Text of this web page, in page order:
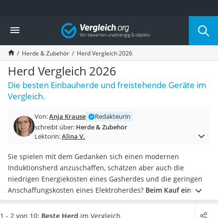
Die beliebtesten Vergleiche nach Kategorie
Haushalt
Wassersprudler
Zentralstaubsauger
Brotbackautomat
Wischroboter
Wäschespinne
Industriestaubsauger
Akku-Staubsauger
Eierkocher
Saug-Wisch-Roboter
Handstaubsauger
Milchaufschäumer
Kondenstrockner
Reiskocher
Heißwasserspender
Vergleich
Herde & Zubehör Herd Vergleich 2026
Herd Vergleich 2026
Die besten Einbauherde und freistehende Geräte im
Vergleich.
Von:Anja Krause
Redakteurin
schreibt über: Herde & Zubehör
Lektorin:Alina V.
Sie spielen mit dem Gedanken sich einen modernen
Induktionsherd anzuschaffen, schätzen aber auch die
niedrigen Energiekosten eines Gasherdes und die geringen
Anschaffungskosten eines Elektroherdes? Beim Kauf einer
Kochgelegenheit für Ihre Küche haben Sie die Qual der Wahl.
Finden Sie in unserer Test- und Vergleichstabelle ein Gerät
1 - 2 von 10: Beste Herd im Vergleich